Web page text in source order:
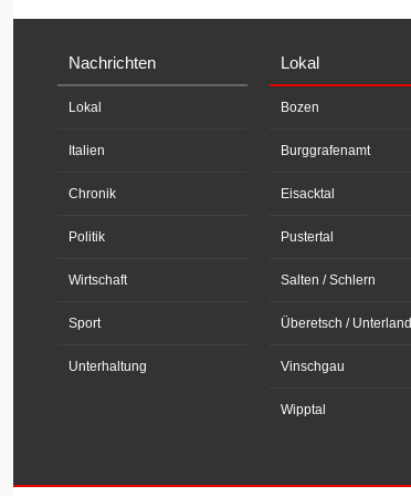
Nachrichten
Lokal
Italien
Chronik
Politik
Wirtschaft
Sport
Unterhaltung
Lokal
Bozen
Burggrafenamt
Eisacktal
Pustertal
Salten / Schlern
Überetsch / Unterland
Vinschgau
Wipptal